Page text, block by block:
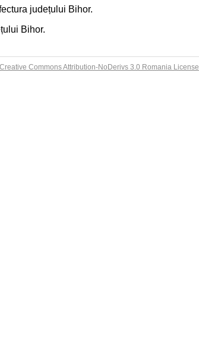
județului Bihor.
Bihor.
Creative Commons Attribution-NoDerivs 3.0 Romania License